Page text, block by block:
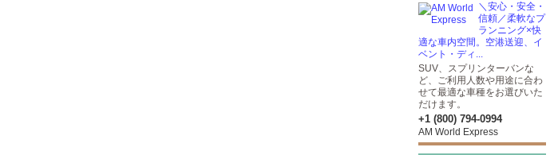
＼安心・安全・
信頼／柔軟なプ
ランニング×快
適な車内空間。空港送迎、イ
ベント・ディ...
SUV、スプリンターバンな
ど、ご利用人数や用途に合わ
せて最適な車種をお選びいた
だけます。
+1 (800) 794-0994
AM World Express